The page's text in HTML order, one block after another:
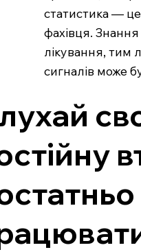
статистика —
фахівця.
лікування, тим
сигналів може